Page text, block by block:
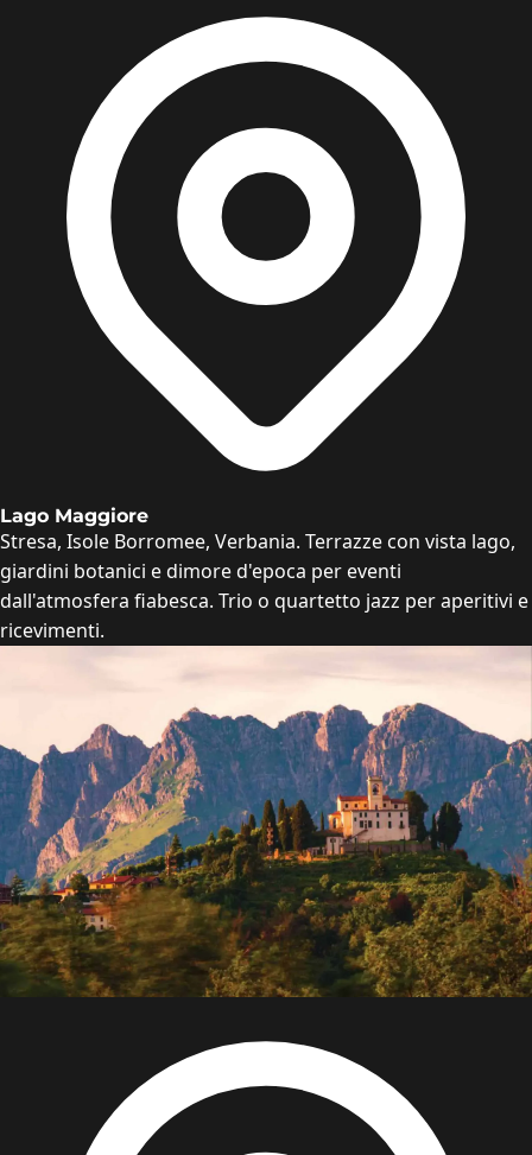
Lago Maggiore
Stresa, Isole Borromee, Verbania. Terrazze con vista lago,
giardini botanici e dimore d'epoca per eventi
dall'atmosfera fiabesca. Trio o quartetto jazz per aperitivi e
ricevimenti.